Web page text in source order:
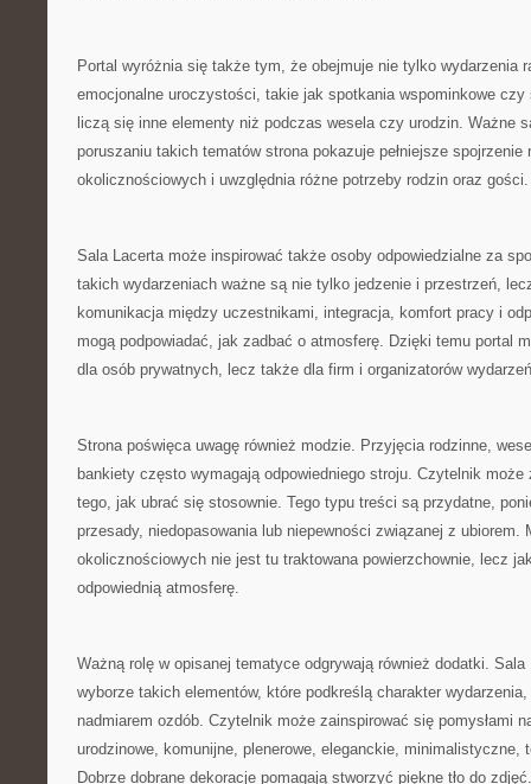
Portal wyróżnia się także tym, że obejmuje nie tylko wydarzenia
emocjonalne uroczystości, takie jak spotkania wspominkowe
liczą się inne elementy niż podczas wesela czy urodzin. Ważne
poruszaniu takich tematów strona pokazuje pełniejsze spojrzenie
okolicznościowych i uwzględnia różne potrzeby rodzin oraz gości.
Sala Lacerta może inspirować także osoby odpowiedzialne za
takich wydarzeniach ważne są nie tylko jedzenie i przestrzeń,
komunikacja między uczestnikami, integracja, komfort pracy i
mogą podpowiadać, jak zadbać o atmosferę. Dzięki temu portal
dla osób prywatnych, lecz także dla firm i organizatorów
Strona poświęca uwagę również modzie. Przyjęcia rodzinne,
bankiety często wymagają odpowiedniego stroju. Czytelnik
tego, jak ubrać się stosownie. Tego typu treści są przydatne,
przesady, niedopasowania lub niepewności związanej z ubiorem.
okolicznościowych nie jest tu traktowana powierzchownie, lecz
odpowiednią atmosferę.
Ważną rolę w opisanej tematyce odgrywają również dodatki.
wyborze takich elementów, które podkreślą charakter
nadmiarem ozdób. Czytelnik może zainspirować się pomysłami
urodzinowe, komunijne, plenerowe, eleganckie, minimalistyczne,
Dobrze dobrane dekoracje pomagają stworzyć piękne tło do zdjęć.